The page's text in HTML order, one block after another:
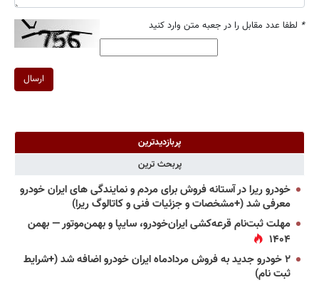
* لطفا عدد مقابل را در جعبه متن وارد کنید
ارسال
پربازدیدترین
پربحث ترین
خودرو ریرا در آستانه فروش برای مردم و نمایندگی های ایران خودرو
معرفی شد (+مشخصات و جزئیات فنی و کاتالوگ ریرا)
مهلت ثبت‌نام قرعه‌کشی ایران‌خودرو، سایپا و بهمن‌موتور — بهمن
۱۴۰۴
۲ خودرو جدید به فروش مردادماه ایران خودرو اضافه شد (+شرایط
ثبت نام)